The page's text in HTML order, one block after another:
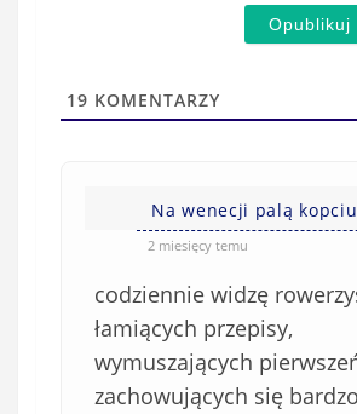
19 KOMENTARZY
Na wenecji palą
2 miesięcy temu
codziennie widzę
łamiących przepisy,
wymuszających
zachowujących się bardzo